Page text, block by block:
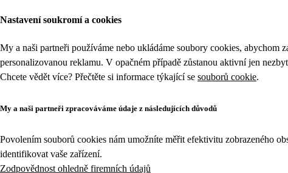
Nastavení soukromí a cookies
My a naši partneři používáme nebo ukládáme soubory cookies,
personalizovanou reklamu. V opačném případě zůstanou aktivní jen
Chcete vědět více? Přečtěte si informace týkající se souborů cookie.
My a naši partneři zpracováváme údaje z následujících důvodů
Povolením souborů cookies nám umožníte měřit efektivitu zobrazeného
identifikovat vaše zařízení.
Zodpovědnost ohledně firemních údajů